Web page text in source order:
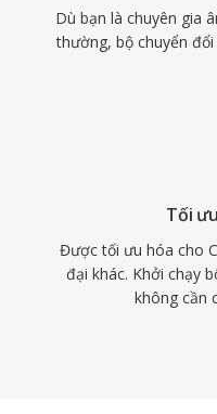
Dù bạn là chuyên gia
thường, bộ chuyển
Tối
Được tối ưu hóa cho
đại khác. Khởi chạy
không cần